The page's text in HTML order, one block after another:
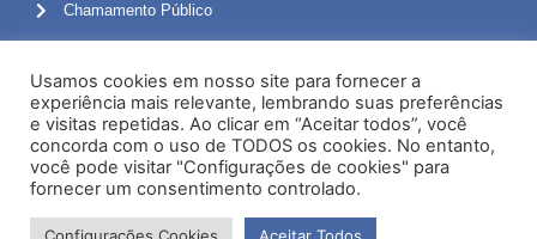
Chamamento Público
Portal do Servidor
Webmail
Administração
Usamos cookies em nosso site para fornecer a
experiência mais relevante, lembrando suas preferências
e visitas repetidas. Ao clicar em “Aceitar todos”, você
concorda com o uso de TODOS os cookies. No entanto,
você pode visitar "Configurações de cookies" para
fornecer um consentimento controlado.